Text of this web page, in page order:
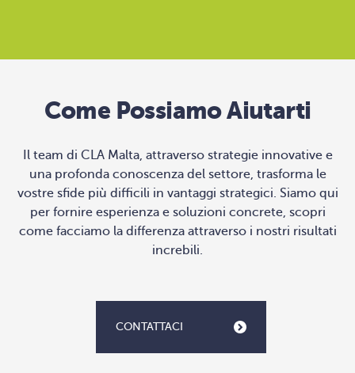
Come Possiamo Aiutarti
Il team di CLA Malta, attraverso strategie innovative e
una profonda conoscenza del settore, trasforma le
vostre sfide più difficili in vantaggi strategici. Siamo qui
per fornire esperienza e soluzioni concrete, scopri
come facciamo la differenza attraverso i nostri risultati
increbili.
CONTATTACI